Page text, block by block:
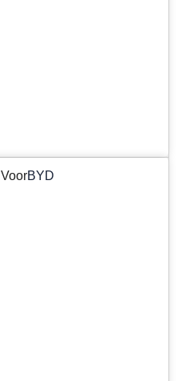
VoorBYD